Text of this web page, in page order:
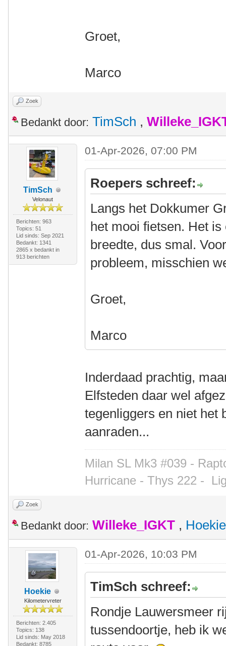
Groet,
Marco
Zoek
Bedankt door: TimSch ,
TimSch
Velonaut
Berichten: 963
Topics: 51
Lid sinds: Sep 2021
Bedankt: 1341
2865 x bedankt in
913 berichten
01-Apr-2026, 07:00 PM
Roepers schreef:
Langs het Dokkumer
het mooi fietsen. Het
breedte, dus smal.
probleem, misschien
Groet,
Marco
Inderdaad prachtig,
Elfsteden daar wel
tegenliggers en niet het
aanraden...
Milan SL Mk3 #039 -
Hurricane - Thys 222 -
Zoek
Bedankt door: Willeke_IGKT , Hoekie
Hoekie
Kilometervreter
Berichten: 2.405
Topics: 138
Lid sinds: May 2018
Bedankt: 8785
01-Apr-2026, 10:03 PM
TimSch schreef:
Rondje Lauwersmeer
tussendoortje, heb ik